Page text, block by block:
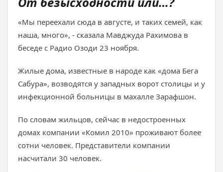
«Мы переехали сюда в августе, и таких семей, как
наша, много», - сказала Мавджуда Рахимова в
беседе с Радио Озоди 23 ноября.
Жилые дома, известные в народе как «дома Бега
Сабура», возводятся у западных ворот столицы и у
инфекционной больницы в махалле Зарафшон.
По словам жильцов, сейчас в недостроенных
домах компании «Комил 2010» проживают более
сотни человек. Представители компании
насчитали 30 человек.